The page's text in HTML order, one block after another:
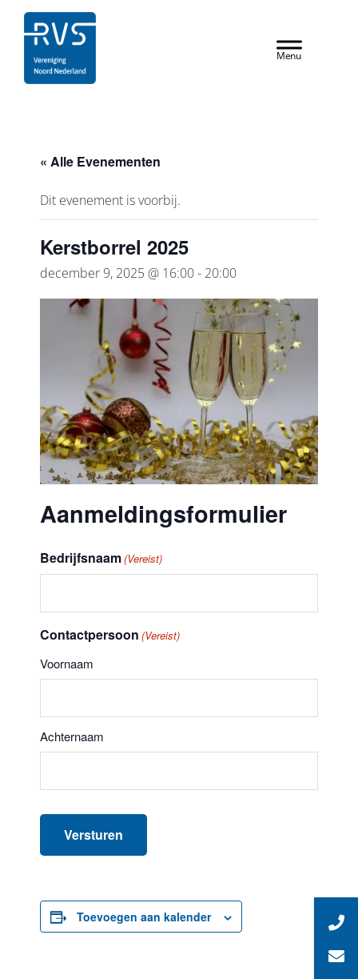
Door
naar
de
hoofd
inhoud
RVS Vereniging
Header
Rechts
« Alle Evenementen
Dit evenement is voorbij.
Kerstborrel 2025
december 9, 2025 @ 16:00- 20:00
Aanmeldingsformulier
Bedrijfsnaam(Vereist)
Contactpersoon (Vereist)
Voornaam
Achternaam
Toevoegen aan kalender